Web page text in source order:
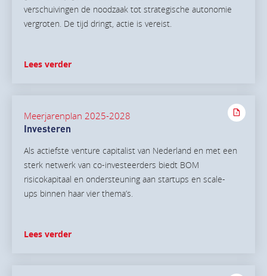
verschuivingen de noodzaak tot strategische autonomie
vergroten. De tijd dringt, actie is vereist.
Lees verder
Meerjarenplan 2025-2028
Investeren
Als actiefste venture capitalist van Nederland en met een
sterk netwerk van co-investeerders biedt BOM
risicokapitaal en ondersteuning aan startups en scale-
ups binnen haar vier thema’s.
Lees verder